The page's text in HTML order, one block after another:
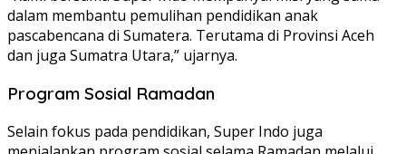
dalam membantu pemulihan pendidikan anak
pascabencana di Sumatera. Terutama di Provinsi Aceh
dan juga Sumatra Utara,” ujarnya.
Program Sosial Ramadan
Selain fokus pada pendidikan, Super Indo juga